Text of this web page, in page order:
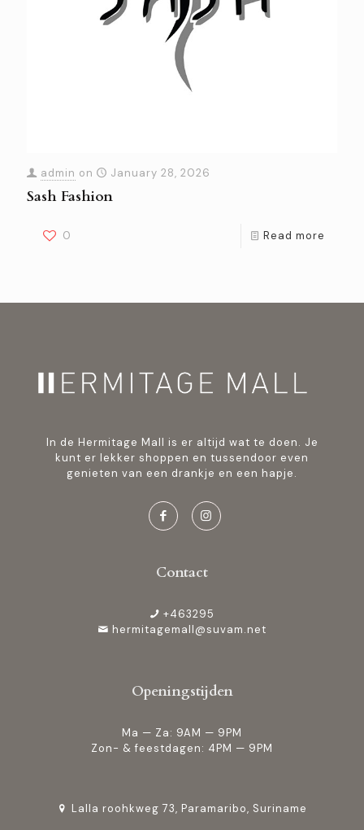
admin on January 28, 2026
Sash Fashion
0 Read more
In de Hermitage Mall is er altijd wat te doen. Je
kunt er lekker shoppen en tussendoor even
genieten van een drankje en een hapje.
Contact
+463295
hermitagemall@suvam.net
Openingstijden
Ma — Za: 9AM — 9PM
Zon- & feestdagen: 4PM — 9PM
Lalla roohkweg 73, Paramaribo, Suriname